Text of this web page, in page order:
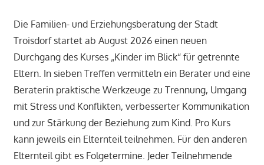
Die Familien- und Erziehungsberatung der Stadt
Troisdorf startet ab August 2026 einen neuen
Durchgang des Kurses „Kinder im Blick“ für getrennte
Eltern. In sieben Treffen vermitteln ein Berater und eine
Beraterin praktische Werkzeuge zu Trennung, Umgang
mit Stress und Konflikten, verbesserter Kommunikation
und zur Stärkung der Beziehung zum Kind. Pro Kurs
kann jeweils ein Elternteil teilnehmen. Für den anderen
Elternteil gibt es Folgetermine. Jeder Teilnehmende